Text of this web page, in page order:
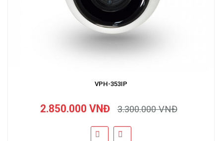
VPH-353IP
2.850.000 VNĐ 3.300.000 VNĐ